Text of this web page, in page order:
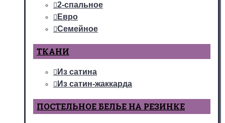
2-спальное
Евро
Семейное
ТКАНИ
Из сатина
Из сатин-жаккарда
ПОСТЕЛЬНОЕ БЕЛЬЕ НА РЕЗИНКЕ